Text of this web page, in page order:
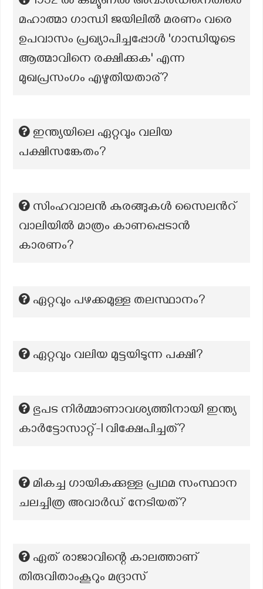
മഹാത്മാ ഗാന്ധി ജയിലിൽ മരണം വരെ
ഉപവാസം പ്രഖ്യാപിച്ചപ്പോൾ 'ഗാന്ധിയുടെ
ആത്മാവിനെ രക്ഷിക്കുക' എന്ന
മുഖപ്രസംഗം എഴുതിയതാര്?
ഇന്ത്യയിലെ ഏറ്റവും വലിയ
പക്ഷിസങ്കേതം?
സിംഹവാലന്‍ കുരങ്ങുകള്‍ സൈലന്‍റ്
വാലിയില്‍ മാത്രം കാണപ്പെടാന്‍
കാരണം?
ഏറ്റവും പഴക്കമുള്ള തലസ്ഥാനം?
ഏറ്റവും വലിയ മുട്ടയിടുന്ന പക്ഷി?
ഭുപട നിര്‍മ്മാണാവശ്യത്തിനായി ഇന്ത്യ
കാര്‍ട്ടോസാറ്റ്-I വിക്ഷേപിച്ചത്?
മികച്ച ഗായികക്കുള്ള പ്രഥമ സംസ്ഥാന
ചലച്ചിത്ര അവാർഡ് നേടിയത്?
ഏത് രാജാവിന്റെ കാലത്താണ്
തിരുവിതാംകൂറും മദ്രാസ്